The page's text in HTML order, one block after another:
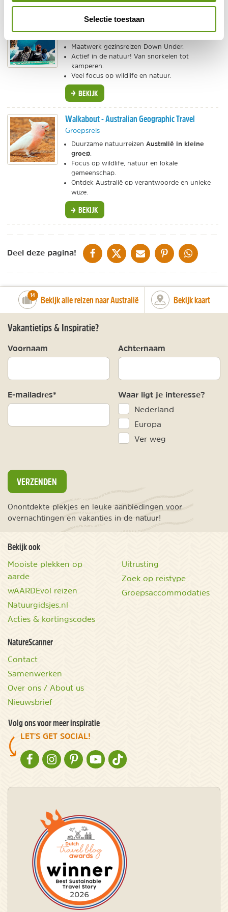
Selectie toestaan
Kidsreizen - Familiereizen Australië
Individuele reis, Maatwerk
Maatwerk gezinsreizen Down Under.
Actief in de natuur! Van snorkelen tot
kamperen.
Veel focus op wildlife en natuur.
BEKIJK
Walkabout - Australian Geographic Travel
Groepsreis
Duurzame natuurreizen Australië in kleine
groep
Focus op wildlife, natuur en lokale
gemeenschap.
Ontdek Australië op verantwoorde en unieke
wijze.
BEKIJK
Deel deze pagina! DELEN OP FACEBOOK
DELEN OP XDELEN VIA DE MAIL
DELEN OP PINTEREST
DELEN OP
number_of_trips:
14 Bekijk alle reizen naar Australië Bekijk kaart
Vakantietips & Inspiratie?
Voornaam Achternaam
E-mailadres* Waar ligt je interesse?
Nederland
Europa
Ver weg
VERZENDEN
Onontdekte plekjes en leuke aanbiedingen voor
overnachtingen en vakanties in de natuur!
Bekijk ook
Mooiste plekken op
aarde
wAARDEvol reizen
Natuurgidsjes.nl
Acties & kortingscodes
Uitrusting
Zoek op reistype
Groepsaccommodaties
NatureScanner
Contact
Samenwerken
Over ons / About us
Nieuwsbrief
Volg ons voor meer inspiratie
LET'S GET SOCIAL!
NATURESCANNER OP FACEBOOK
NATURESCANNER OP INSTAGRAM
NATURESCANNER OP PINTEREST
NATURESCANNER OP YOUTUBE
NATURESCANNER OP TIKTOK